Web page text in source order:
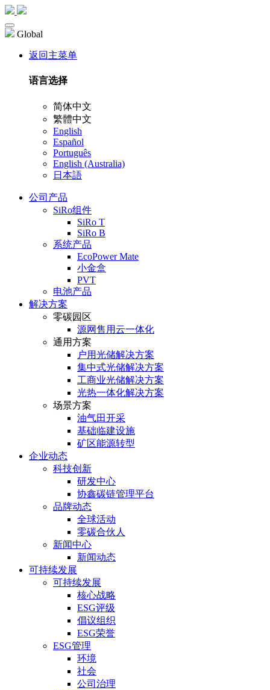
Global
返回主菜单
语言选择
简体中文
繁體中文
English
Español
Português
English (Australia)
日本語
公司产品
SiRo组件
SiRo T
SiRo B
系统产品
EcoPower Mate
小金盒
PVT
电池产品
解决方案
零碳园区
源网售用云一体化
通用方案
户⽤光储解决⽅案
集中式光储解决⽅案
⼯商业光储解决⽅案
光热⼀体化解决⽅案
场景方案
油气田开采
基础临建设施
矿区能源转型
企业动态
科技创新
研发中心
协鑫碳链管理平台
品牌动态
全球活动
零碳合伙人
新闻中心
新闻动态
可持续发展
可持续发展
核心战略
ESG评级
倡议组织
ESG荣誉
ESG管理
环境
社会
公司治理